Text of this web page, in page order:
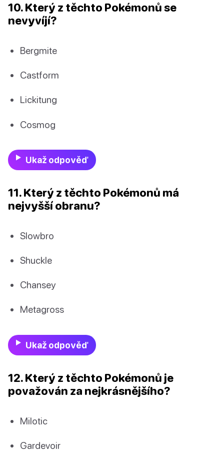
10. Který z těchto Pokémonů se
nevyvíjí?
Bergmite
Castform
Lickitung
Cosmog
Ukaž odpověď
11. Který z těchto Pokémonů má
nejvyšší obranu?
Slowbro
Shuckle
Chansey
Metagross
Ukaž odpověď
12. Který z těchto Pokémonů je
považován za nejkrásnějšího?
Milotic
Gardevoir